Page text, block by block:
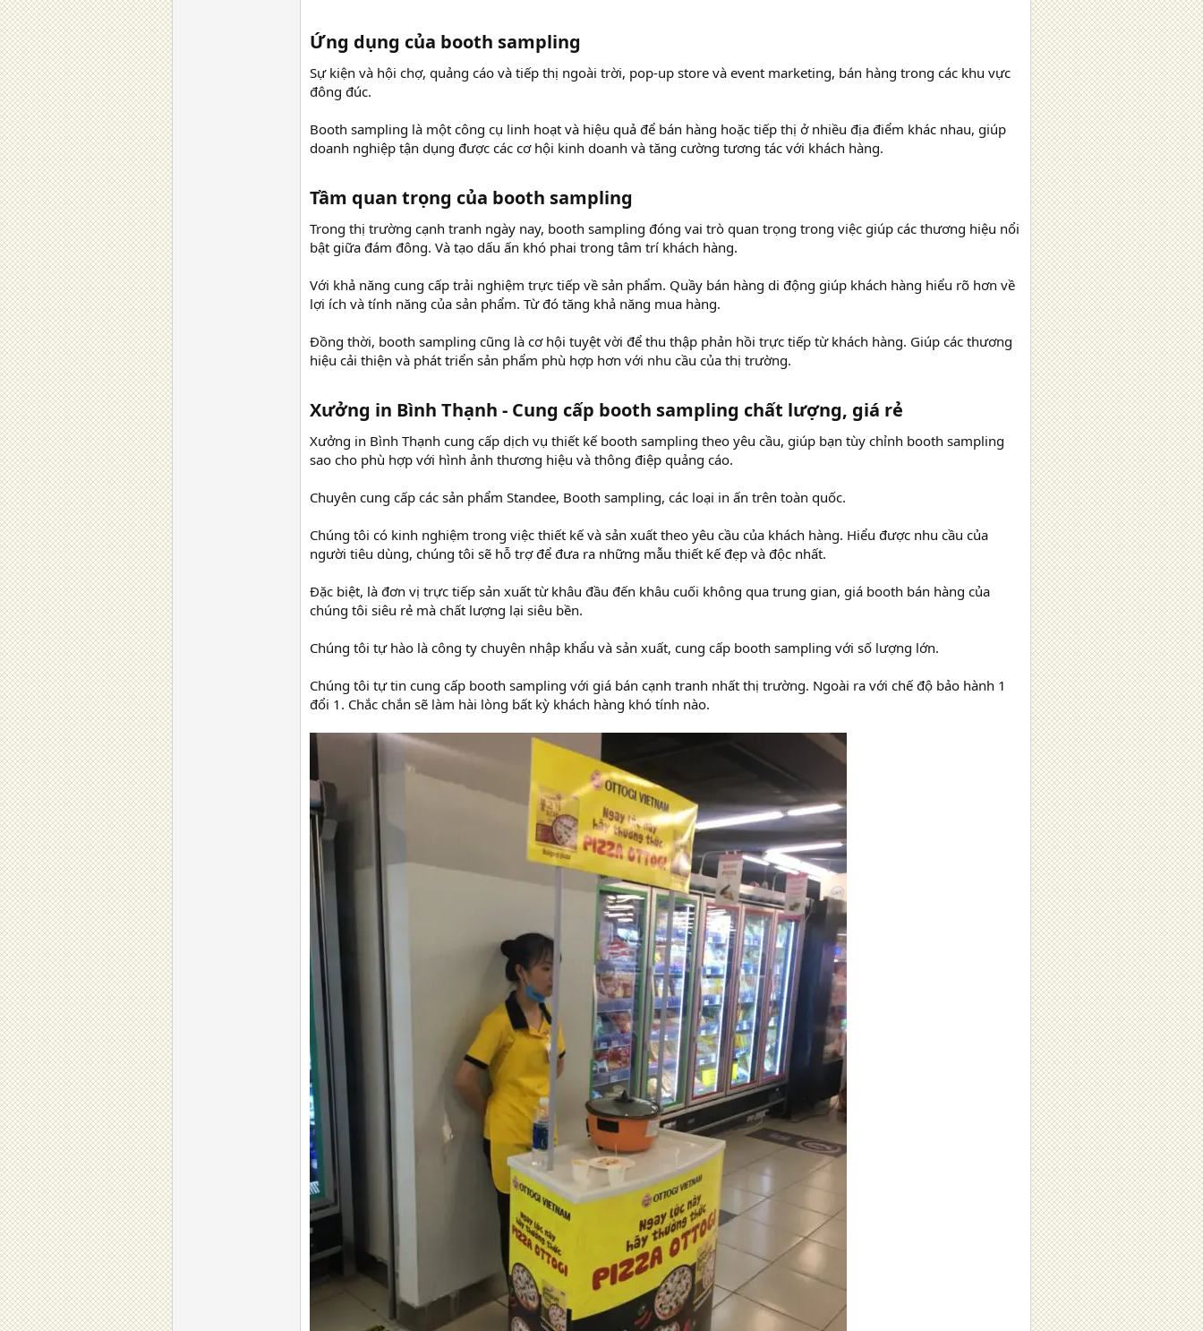
Ứng dụng của booth sampling​
Sự kiện và hội chợ, quảng cáo và tiếp thị ngoài trời, pop-up store và event marketing, bán hàng trong các khu vực
đông đúc.
Booth sampling là một công cụ linh hoạt và hiệu quả để bán hàng hoặc tiếp thị ở nhiều địa điểm khác nhau, giúp
doanh nghiệp tận dụng được các cơ hội kinh doanh và tăng cường tương tác với khách hàng.
Tầm quan trọng của booth sampling​
Trong thị trường cạnh tranh ngày nay, booth sampling đóng vai trò quan trọng trong việc giúp các thương hiệu nổi
bật giữa đám đông. Và tạo dấu ấn khó phai trong tâm trí khách hàng.
Với khả năng cung cấp trải nghiệm trực tiếp về sản phẩm. Quầy bán hàng di động giúp khách hàng hiểu rõ hơn về
lợi ích và tính năng của sản phẩm. Từ đó tăng khả năng mua hàng.
Đồng thời, booth sampling cũng là cơ hội tuyệt vời để thu thập phản hồi trực tiếp từ khách hàng. Giúp các thương
hiệu cải thiện và phát triển sản phẩm phù hợp hơn với nhu cầu của thị trường.
Xưởng in Bình Thạnh - Cung cấp booth sampling chất lượng, giá rẻ​
Xưởng in Bình Thạnh cung cấp dịch vụ thiết kế booth sampling theo yêu cầu, giúp bạn tùy chỉnh booth sampling
sao cho phù hợp với hình ảnh thương hiệu và thông điệp quảng cáo.
Chuyên cung cấp các sản phẩm Standee, Booth sampling, các loại in ấn trên toàn quốc.
Chúng tôi có kinh nghiệm trong việc thiết kế và sản xuất theo yêu cầu của khách hàng. Hiểu được nhu cầu của
người tiêu dùng, chúng tôi sẽ hỗ trợ để đưa ra những mẫu thiết kế đẹp và độc nhất.
Đặc biệt, là đơn vị trực tiếp sản xuất từ khâu đầu đến khâu cuối không qua trung gian, giá booth bán hàng của
chúng tôi siêu rẻ mà chất lượng lại siêu bền.
Chúng tôi tự hào là công ty chuyên nhập khẩu và sản xuất, cung cấp booth sampling với số lượng lớn.
Chúng tôi tự tin cung cấp booth sampling với giá bán cạnh tranh nhất thị trường. Ngoài ra với chế độ bảo hành 1
đổi 1. Chắc chắn sẽ làm hài lòng bất kỳ khách hàng khó tính nào.